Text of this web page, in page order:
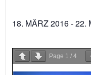
18. MÄRZ 2016-22.
Page 1 / 4